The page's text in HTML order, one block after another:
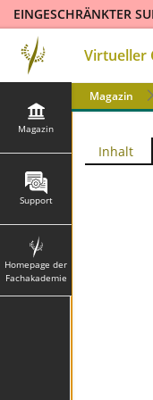
Virtueller
EINGESCHRÄNKTER
und mit großer
Sie dort auch das
Magazin
Support
Homepage der
Fachakademie
Magazin
Inhalt